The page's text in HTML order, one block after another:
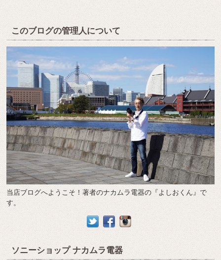
このブログの管理人について
当店ブログへようこそ！著者のナカムラ電器の『よしおくん』で
す。
ソニーショップ ナカムラ電器